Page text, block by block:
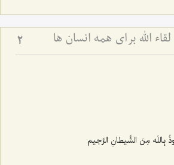
اللَه برای همه انسان ها 2
بِاللَه مِنَ الشَّیطانِ الرَّجیم